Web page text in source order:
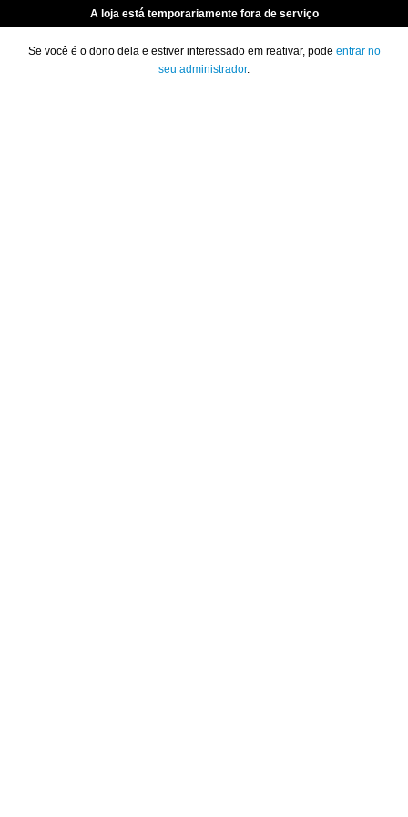
A loja está temporariamente fora de serviço
Se você é o dono dela e estiver interessado em reativar, pode entrar no
seu administrador.